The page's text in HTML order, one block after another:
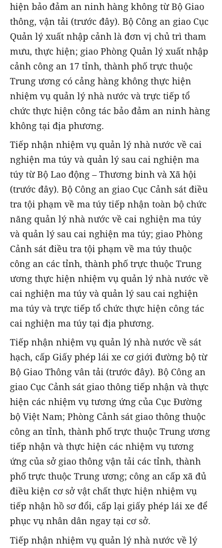
hiện bảo đảm an ninh hàng không từ Bộ Giao
thông, vận tải (trước đây). Bộ Công an giao Cục
Quản lý xuất nhập cảnh là đơn vị chủ trì tham
mưu, thực hiện; giao Phòng Quản lý xuất nhập
cảnh công an 17 tỉnh, thành phố trực thuộc
Trung ương có cảng hàng không thực hiện
nhiệm vụ quản lý nhà nước và trực tiếp tổ
chức thực hiện công tác bảo đảm an ninh hàng
không tại địa phương.
Tiếp nhận nhiệm vụ quản lý nhà nước về cai
nghiện ma túy và quản lý sau cai nghiện ma
túy từ Bộ Lao động – Thương binh và Xã hội
(trước đây). Bộ Công an giao Cục Cảnh sát điều
tra tội phạm về ma túy tiếp nhận toàn bộ chức
năng quản lý nhà nước về cai nghiện ma túy
và quản lý sau cai nghiện ma túy; giao Phòng
Cảnh sát điều tra tội phạm về ma túy thuộc
công an các tỉnh, thành phố trực thuộc Trung
ương thực hiện nhiệm vụ quản lý nhà nước về
cai nghiện ma túy và quản lý sau cai nghiện
ma túy và trực tiếp tổ chức thực hiện công tác
cai nghiện ma túy tại địa phương.
Tiếp nhận nhiệm vụ quản lý nhà nước về sát
hạch, cấp Giấy phép lái xe cơ giới đường bộ từ
Bộ Giao Thông vân tải (trước đây). Bộ Công an
giao Cục Cảnh sát giao thông tiếp nhận và thực
hiện các nhiệm vụ tương ứng của Cục Đường
bộ Việt Nam; Phòng Cảnh sát giao thông thuộc
công an tỉnh, thành phố trực thuộc Trung ương
tiếp nhận và thực hiện các nhiệm vụ tương
ứng của sở giao thông vận tải các tỉnh, thành
phố trực thuộc Trung ương; công an cấp xã đủ
điều kiện cơ sở vật chất thực hiện nhiệm vụ
tiếp nhận hồ sơ đổi, cấp lại giấy phép lái xe để
phục vụ nhân dân ngay tại cơ sở.
Tiếp nhận nhiệm vụ quản lý nhà nước về lý